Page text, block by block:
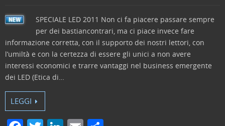
SPECIALE LED 2011 Non ci fa piacere passare sempre
per dei bastiancontrari, ma ci piace invece fare
informazione corretta, con il supporto dei nostri lettori, con
l’umiltà e con la certezza di essere gli unici a non avere
interessi economici e trarre vantaggi nel business emergente
dei LED (Etica di…
LEGGI